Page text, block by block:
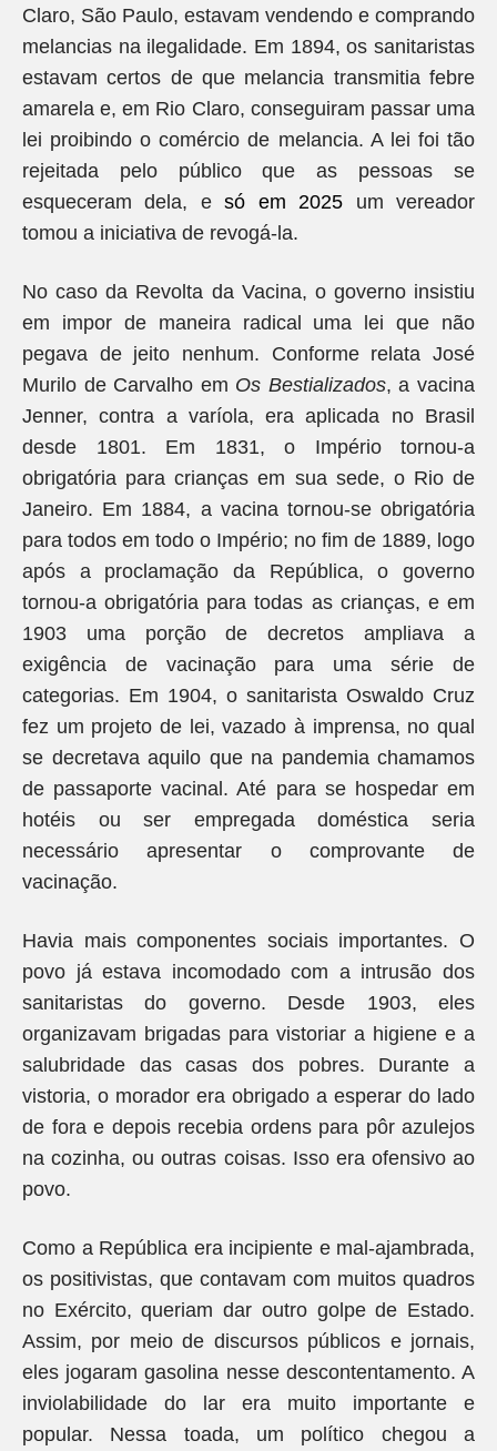
Claro, São Paulo, estavam vendendo e comprando
melancias na ilegalidade. Em 1894, os sanitaristas
estavam certos de que melancia transmitia febre
amarela e, em Rio Claro, conseguiram passar uma
lei proibindo o comércio de melancia. A lei foi tão
rejeitada pelo público que as pessoas se
esqueceram dela, esó em 2025 um vereador
tomou a iniciativa de revogá-la.
No caso da Revolta da Vacina, o governo insistiu
em impor de maneira radical uma lei que não
pegava de jeito nenhum. Conforme relata José
Murilo de Carvalho em Os Bestializados, a vacina
Jenner, contra a varíola, era aplicada no Brasil
desde 1801. Em 1831, o Império tornou-a
obrigatória para crianças em sua sede, o Rio de
Janeiro. Em 1884, a vacina tornou-se obrigatória
para todos em todo o Império; no fim de 1889, logo
após a proclamação da República, o governo
tornou-a obrigatória para todas as crianças, e em
1903 uma porção de decretos ampliava a
exigência de vacinação para uma série de
categorias. Em 1904, o sanitarista Oswaldo Cruz
fez um projeto de lei, vazado à imprensa, no qual
se decretava aquilo que na pandemia chamamos
de passaporte vacinal. Até para se hospedar em
hotéis ou ser empregada doméstica seria
necessário apresentar o comprovante de
vacinação.
Havia mais componentes sociais importantes. O
povo já estava incomodado com a intrusão dos
sanitaristas do governo. Desde 1903, eles
organizavam brigadas para vistoriar a higiene e a
salubridade das casas dos pobres. Durante a
vistoria, o morador era obrigado a esperar do lado
de fora e depois recebia ordens para pôr azulejos
na cozinha, ou outras coisas. Isso era ofensivo ao
povo.
Como a República era incipiente e mal-ajambrada,
os positivistas, que contavam com muitos quadros
no Exército, queriam dar outro golpe de Estado.
Assim, por meio de discursos públicos e jornais,
eles jogaram gasolina nesse descontentamento. A
inviolabilidade do lar era muito importante e
popular. Nessa toada, um político chegou a